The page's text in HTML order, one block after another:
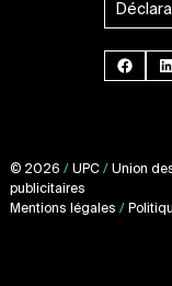
© 2026 / UPC / Union
publicitaires
Mentions légales /